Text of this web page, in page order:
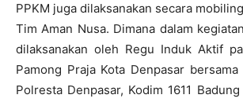
PPKM juga dilaksanakan secara
Tim Aman Nusa. Dimana dalam
dilaksanakan oleh Regu Induk Aktif
Pamong Praja Kota Denpasar
Polresta Denpasar, Kodim 1611